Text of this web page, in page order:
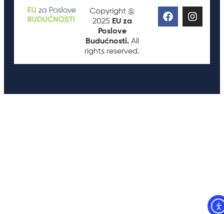
Copyright @
2025 EU za
Poslove
Budućnosti.All
rights reserved.